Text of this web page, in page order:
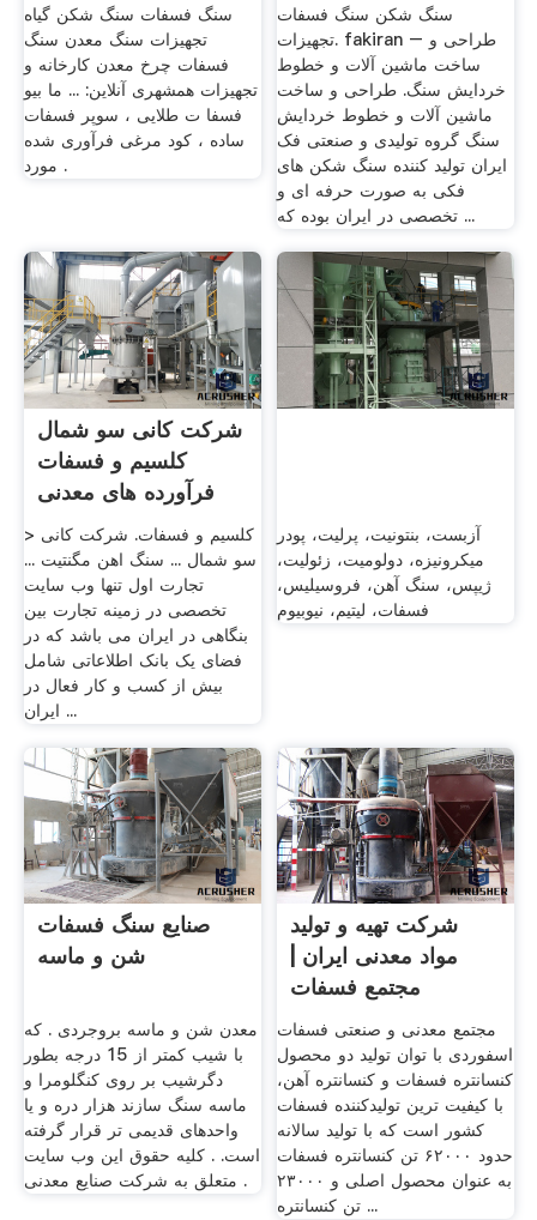
سنگ فسفات سنگ شکن گیاه
تجهیزات سنگ معدن سنگ
فسفات چرخ معدن کارخانه و
تجهیزات همشهری آنلاین: ... ما بیو
فسفا ت طلایی ، سوپر فسفات
ساده ، کود مرغی فرآوری شده
مورد .
سنگ شکن سنگ فسفات
تجهیزات. fakiran – طراحی و
ساخت ماشین آلات و خطوط
خردایش سنگ. طراحی و ساخت
ماشین آلات و خطوط خردایش
سنگ گروه تولیدی و صنعتی فک
ایران تولید کننده سنگ شکن های
فکی به صورت حرفه ای و
تخصصی در ایران بوده که ...
شرکت کانی سو شمال
کلسیم و فسفات
فرآورده های معدنی
> کلسیم و فسفات. شرکت کانی
سو شمال ... سنگ اهن مگنتیت ...
تجارت اول تنها وب سایت
تخصصی در زمینه تجارت بین
بنگاهی در ایران می باشد که در
فضای یک بانک اطلاعاتی شامل
بیش از کسب و کار فعال در
ایران ...
آزبست، بنتونیت، پرلیت، پودر
میکرونیزه، دولومیت، زئولیت،
ژیپس، سنگ آهن، فروسیلیس،
فسفات، لیتیم، نیوبیوم
صنایع سنگ فسفات
شن و ماسه
معدن شن و ماسه بروجردی . که
با شیب کمتر از 15 درجه بطور
دگرشیب بر روی کنگلومرا و
ماسه سنگ سازند هزار دره و یا
واحدهای قدیمی تر قرار گرفته
است. . کلیه حقوق این وب سایت
متعلق به شرکت صنایع معدنی .
شرکت تهیه و تولید
مواد معدنی ایران |
مجتمع فسفات
اسفوردی
مجتمع معدنی و صنعتی فسفات
اسفوردی با توان تولید دو محصول
کنسانتره فسفات و کنسانتره آهن،
با کیفیت‌ ترین تولیدکننده فسفات
کشور است که با تولید سالانه
حدود ۶۲۰۰۰ تن کنسانتره فسفات
به عنوان محصول اصلی و ۲۳۰۰۰
تن کنسانتره ...